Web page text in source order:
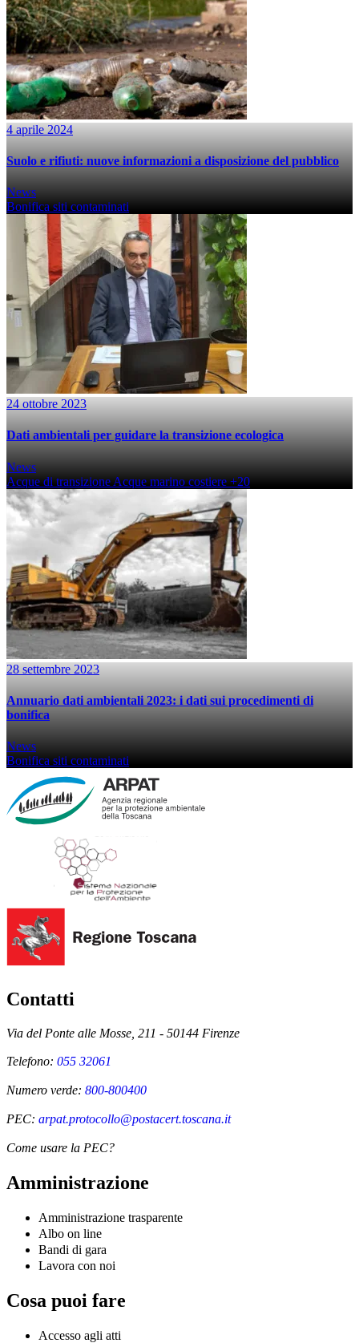
4 aprile 2024
Suolo e rifiuti: nuove informazioni a disposizione del pubblico
News
Bonifica siti contaminati
24 ottobre 2023
Dati ambientali per guidare la transizione ecologica
News
Acque di transizione Acque marino costiere +20
28 settembre 2023
Annuario dati ambientali 2023: i dati sui procedimenti di
bonifica
News
Bonifica siti contaminati
Contatti
Via del Ponte alle Mosse, 211 - 50144 Firenze
Telefono: 055 32061
Numero verde: 800-800400
PEC: arpat.protocollo@postacert.toscana.it
Come usare la PEC?
Amministrazione
Amministrazione trasparente
Albo on line
Bandi di gara
Lavora con noi
Cosa puoi fare
Accesso agli atti